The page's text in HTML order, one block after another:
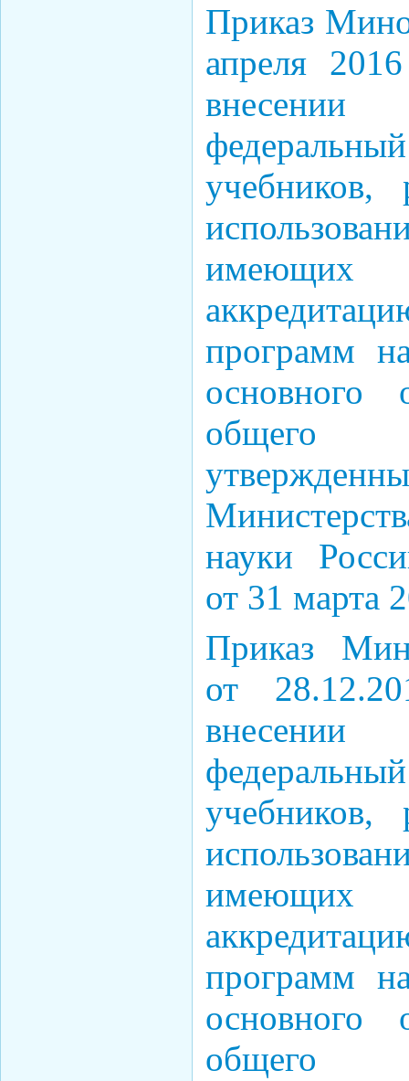
Приказ
апреля
учебников,
имеющих
программ
основного
общего
науки
от 31 марта
Приказ
от
учебников,
имеющих
программ
основного
общего